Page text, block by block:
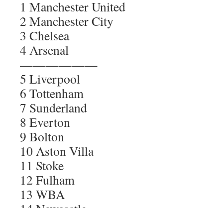
1 Manchester United
2 Manchester City
3 Chelsea
4 Arsenal
——————
5 Liverpool
6 Tottenham
7 Sunderland
8 Everton
9 Bolton
10 Aston Villa
11 Stoke
12 Fulham
13 WBA